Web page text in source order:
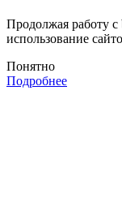
Продолжая работу с
использование
Понятно
Подробнее